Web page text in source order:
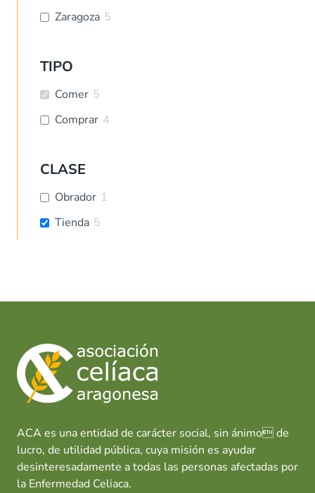
Zaragoza 5
TIPO
Comer 5
Comprar 4
CLASE
Obrador 1
Tienda 5
ACA es una entidad de carácter social, sin ánimo de
lucro, de utilidad pública, cuya misión es ayudar
desinteresadamente a todas las personas afectadas por
la Enfermedad Celiaca.